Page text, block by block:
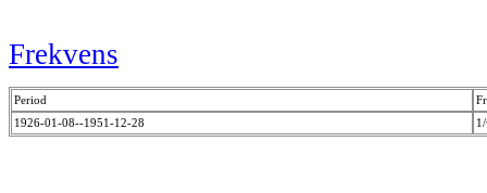
Frekvens
Period
1926-01-08--1951-12-28